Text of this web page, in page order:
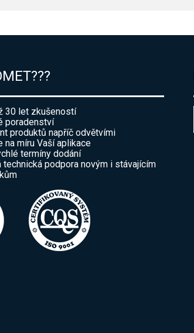
30 let zkušeností
poradenství
produktů napříč odvětvími
na míru Vaší aplikace
termíny dodání
technická podpora novým i stávajícím